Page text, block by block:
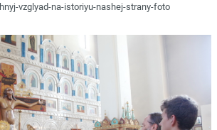
vzglyad-na-istoriyu-nashej-strany-foto